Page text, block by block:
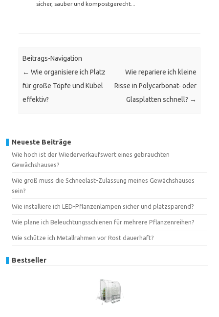
sicher, sauber und kompostgerecht...
Beitrags-Navigation
← Wie organisiere ich Platz
für große Töpfe und Kübel
effektiv?
Wie repariere ich kleine
Risse in Polycarbonat- oder
Glasplatten schnell? →
Neueste Beiträge
Wie hoch ist der Wiederverkaufswert eines gebrauchten
Gewächshauses?
Wie groß muss die Schneelast-Zulassung meines Gewächshauses
sein?
Wie installiere ich LED-Pflanzenlampen sicher und platzsparend?
Wie plane ich Beleuchtungsschienen für mehrere Pflanzenreihen?
Wie schütze ich Metallrahmen vor Rost dauerhaft?
Bestseller